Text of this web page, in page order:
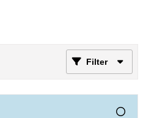
Filter